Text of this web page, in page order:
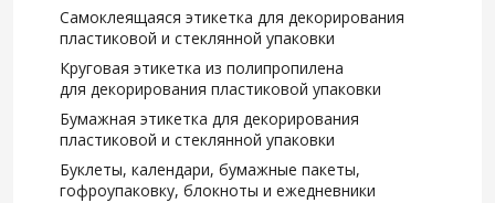
Самоклеящаяся этикетка для декорирования
пластиковой и стеклянной упаковки
Круговая этикетка из полипропилена
для декорирования пластиковой упаковки
Бумажная этикетка для декорирования
пластиковой и стеклянной упаковки
Буклеты, календари, бумажные пакеты,
гофроупаковку, блокноты и ежедневники